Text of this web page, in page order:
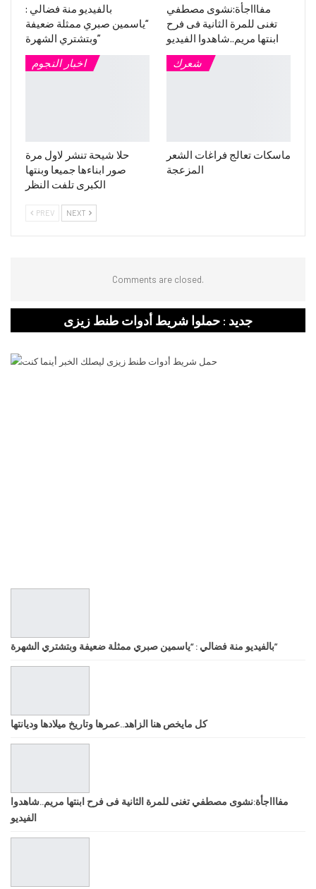
بالفيديو منة فضالي :
“ياسمين صبري ممثلة ضعيفة
وبتشتري الشهرة”
مفاااجأة:نشوى مصطفي
تغنى للمرة الثانية فى فرح
ابنتها مريم..شاهدوا الفيديو
اخبار النجوم
حلا شيحة تنشر لاول مرة
صور ابناءها جميعا وبنتها
الكبرى تلفت النظر
شعرك
ماسكات تعالج فراغات الشعر
المزعجة
PREV NEXT
Comments are closed.
جديد : حملوا شريط أدوات طنط زيزى
بالفيديو منة فضالي : “ياسمين صبري ممثلة ضعيفة وبتشتري الشهرة”
كل مايخص هنا الزاهد..عمرها وتاريخ ميلادها وديانتها
مفاااجأة:نشوى مصطفي تغنى للمرة الثانية فى فرح ابنتها مريم..شاهدوا
الفيديو